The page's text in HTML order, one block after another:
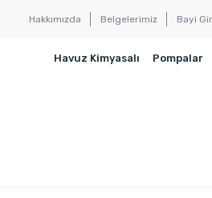
Hakkımızda Belgelerimiz Bayi
Havuz Kimyasalı Pompalar